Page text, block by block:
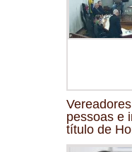
pessoas e
título de